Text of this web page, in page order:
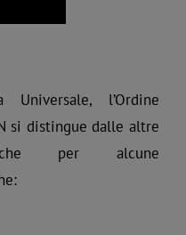
l’Ordine
si distingue dalle altre
per alcune